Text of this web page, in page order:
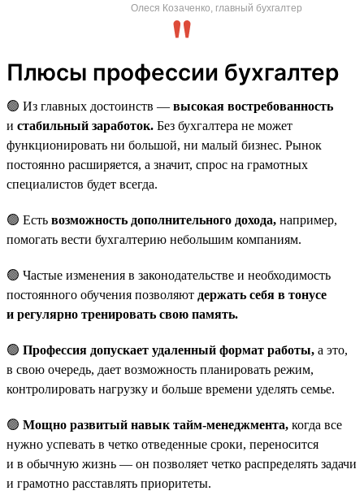
Олеся Козаченко, главный бухгалтер
Плюсы профессии бухгалтер
🟢 Из главных достоинств — высокая востребованность
и стабильный заработок. Без бухгалтера не может
функционировать ни большой, ни малый бизнес. Рынок
постоянно расширяется, а значит, спрос на грамотных
специалистов будет всегда.
🟢 Есть возможность дополнительного дохода, например,
помогать вести бухгалтерию небольшим компаниям.
🟢 Частые изменения в законодательстве и необходимость
постоянного обучения позволяют держать себя в тонусе
и регулярно тренировать свою память.
🟢 Профессия допускает удаленный формат работы, а это,
в свою очередь, дает возможность планировать режим,
контролировать нагрузку и больше времени уделять семье.
🟢 Мощно развитый навык тайм-менеджмента, когда все
нужно успевать в четко отведенные сроки, переносится
и в обычную жизнь — он позволяет четко распределять задачи
и грамотно расставлять приоритеты.